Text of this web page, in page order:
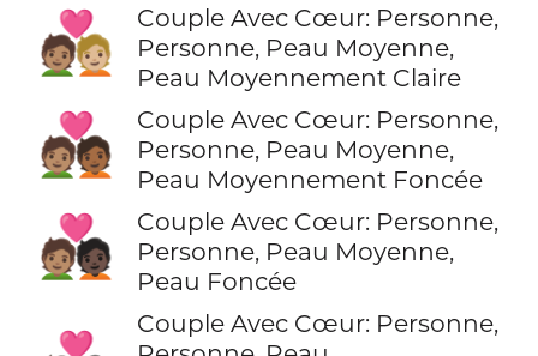
🧑🏽‍❤️‍🧑🏼
Couple Avec Cœur: Personne,
Personne, Peau Moyenne,
Peau Moyennement Claire
🧑🏽‍❤️‍🧑🏾
Couple Avec Cœur: Personne,
Personne, Peau Moyenne,
Peau Moyennement Foncée
🧑🏽‍❤️‍🧑🏿
Couple Avec Cœur: Personne,
Personne, Peau Moyenne,
Peau Foncée
Couple Avec Cœur: Personne,